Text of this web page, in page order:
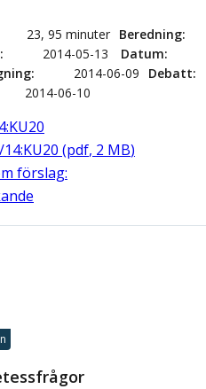
23, 95 minuter Beredning
2014-05-13
Datum
2014-06-09
Debatt
2014-06-10
(pdf, 2 MB)
förslag: